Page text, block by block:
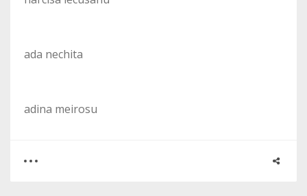
ada nechita
adina meirosu